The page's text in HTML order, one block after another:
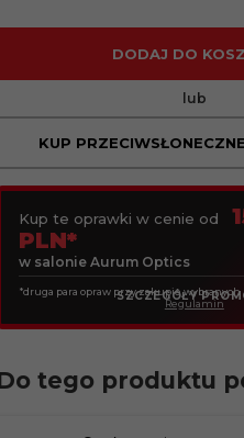
DODAJ DO
lub
KUP
Kup te oprawki w cenie od
PLN*
w salonie Aurum Optics
*druga para opraw przy zakupie
SZCZEGÓŁY
Regulamin
tego produktu